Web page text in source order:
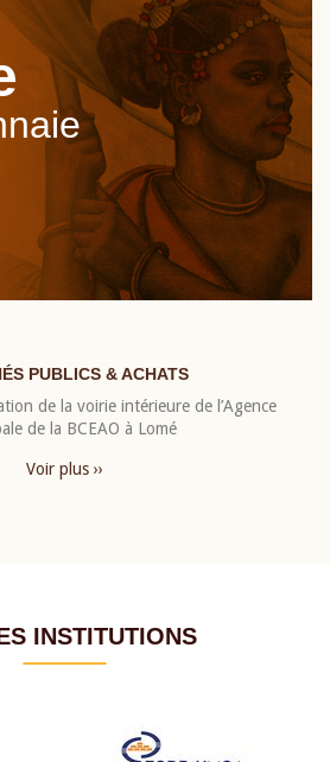
PUBLICS & ACHATS
de la voirie intérieure de l’Agence
de la BCEAO à Lomé
Voir plus ››
INSTITUTIONS